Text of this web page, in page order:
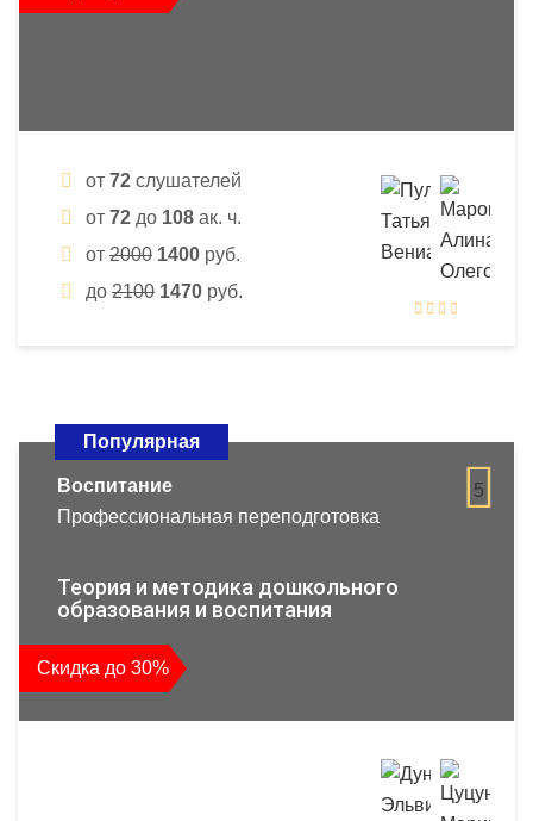
от 72 слушателей
от 72 до 108 ак. ч.
от 2000 1400 руб.
до 2100 1470 руб.
Популярная
5
Воспитание
Профессиональная переподготовка
Теория и методика дошкольного
образования и воспитания
Скидка до 30%